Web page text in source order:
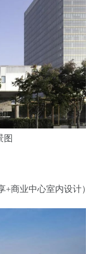
图
+商业中心室内设计）